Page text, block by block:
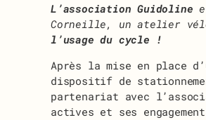
L’association Guidoline
Corneille, un atelier
l’usage du cycle !
Après la mise en place
dispositif de
partenariat avec
actives et ses